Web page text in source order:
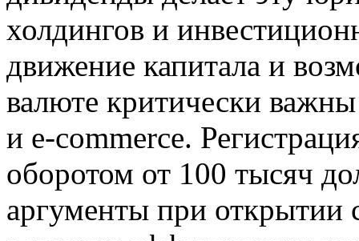
холдингов и
движение капитала и
валюте критически
и e-commerce.
оборотом от 100 тысяч
аргументы при открытии